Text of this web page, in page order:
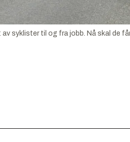
syklister til og fra jobb. Nå skal de